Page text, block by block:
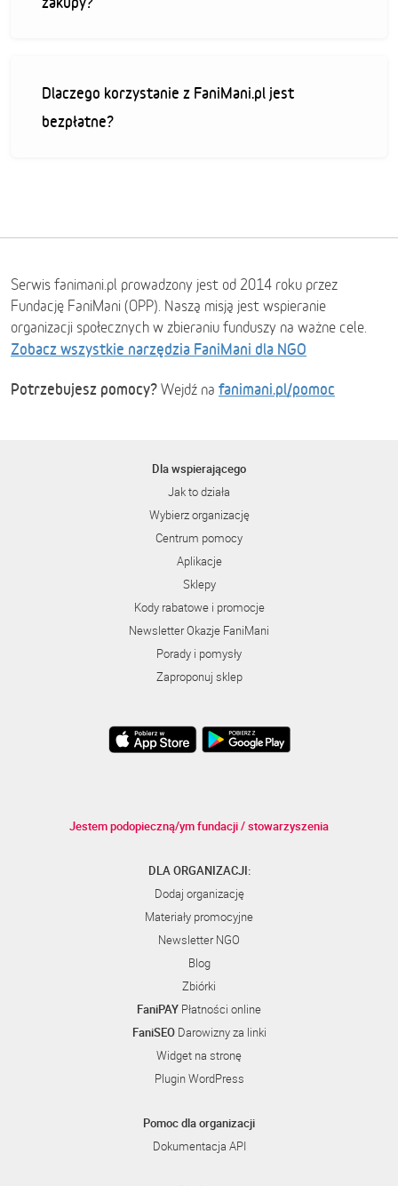
Dlaczego korzystanie z FaniMani.pl jest
bezpłatne?
Serwis fanimani.pl prowadzony jest od 2014 roku przez
Fundację FaniMani (OPP). Naszą misją jest wspieranie
organizacji społecznych w zbieraniu funduszy na ważne cele.
Zobacz wszystkie narzędzia FaniMani dla NGO
Potrzebujesz pomocy? Wejdź na fanimani.pl/pomoc
Dla wspierającego
Jak to działa
Wybierz organizację
Centrum pomocy
Aplikacje
Sklepy
Kody rabatowe i promocje
Newsletter Okazje FaniMani
Porady i pomysły
Zaproponuj sklep
Jestem podopieczną/ym fundacji / stowarzyszenia
DLA ORGANIZACJI:
Dodaj organizację
Materiały promocyjne
Newsletter NGO
Blog
Zbiórki
FaniPAY Płatności online
FaniSEODarowizny za linki
Widget na stronę
Plugin WordPress
Pomoc dla organizacji
Dokumentacja API